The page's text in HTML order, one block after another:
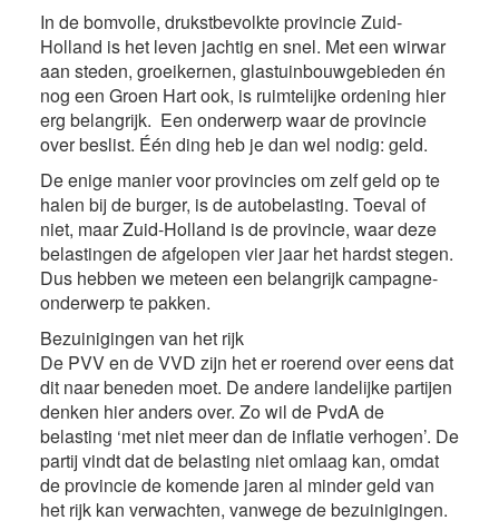
In de bomvolle, drukstbevolkte provincie Zuid-
Holland is het leven jachtig en snel. Met een wirwar
aan steden, groeikernen, glastuinbouwgebieden én
nog een Groen Hart ook, is ruimtelijke ordening hier
erg belangrijk. Een onderwerp waar de provincie
over beslist. Één ding heb je dan wel nodig: geld.
De enige manier voor provincies om zelf geld op te
halen bij de burger, is de autobelasting. Toeval of
niet, maar Zuid-Holland is de provincie, waar deze
belastingen de afgelopen vier jaar het hardst stegen.
Dus hebben we meteen een belangrijk campagne-
onderwerp te pakken.
Bezuinigingen van het rijk
De PVV en de VVD zijn het er roerend over eens dat
dit naar beneden moet. De andere landelijke partijen
denken hier anders over. Zo wil de PvdA de
belasting ‘met niet meer dan de inflatie verhogen’. De
partij vindt dat de belasting niet omlaag kan, omdat
de provincie de komende jaren al minder geld van
het rijk kan verwachten, vanwege de bezuinigingen.